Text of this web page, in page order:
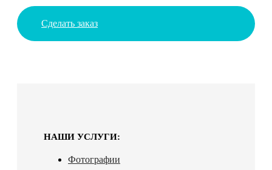
Сделать заказ
НАШИ УСЛУГИ:
Фотографии